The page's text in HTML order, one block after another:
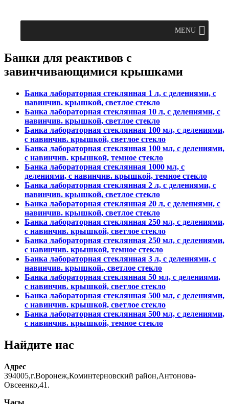
MENU
Банки для реактивов с
завинчивающимися крышками
Банка лабораторная стеклянная 1 л, с делениями, с
навинчив. крышкой, светлое стекло
Банка лабораторная стеклянная 10 л, с делениями, с
навинчив. крышкой, светлое стекло
Банка лабораторная стеклянная 100 мл, с делениями,
с навинчив. крышкой, светлое стекло
Банка лабораторная стеклянная 100 мл, с делениями,
с навинчив. крышкой, темное стекло
Банка лабораторная стеклянная 1000 мл, с
делениями, с навинчив. крышкой, темное стекло
Банка лабораторная стеклянная 2 л, с делениями, с
навинчив. крышкой, светлое стекло
Банка лабораторная стеклянная 20 л, с делениями, с
навинчив. крышкой, светлое стекло
Банка лабораторная стеклянная 250 мл, с делениями,
с навинчив. крышкой, светлое стекло
Банка лабораторная стеклянная 250 мл, с делениями,
с навинчив. крышкой, темное стекло
Банка лабораторная стеклянная 3 л, с делениями, с
навинчив. крышкой., светлое стекло
Банка лабораторная стеклянная 50 мл, с делениями,
с навинчив. крышкой, светлое стекло
Банка лабораторная стеклянная 500 мл, с делениями,
с навинчив. крышкой, светлое стекло
Банка лабораторная стеклянная 500 мл, с делениями,
с навинчив. крышкой, темное стекло
Найдите нас
Адрес
394005,г.Воронеж,Коминтерновский район,Антонова-
Овсеенко,41.
Часы